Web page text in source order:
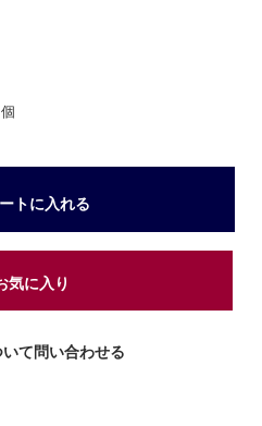
トに入れる
気に入り
て問い合わせる